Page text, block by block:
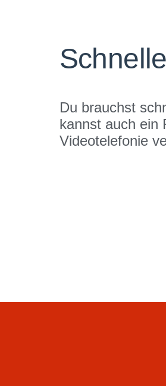
Du brauchst
kannst auch ein
Videotelefonie